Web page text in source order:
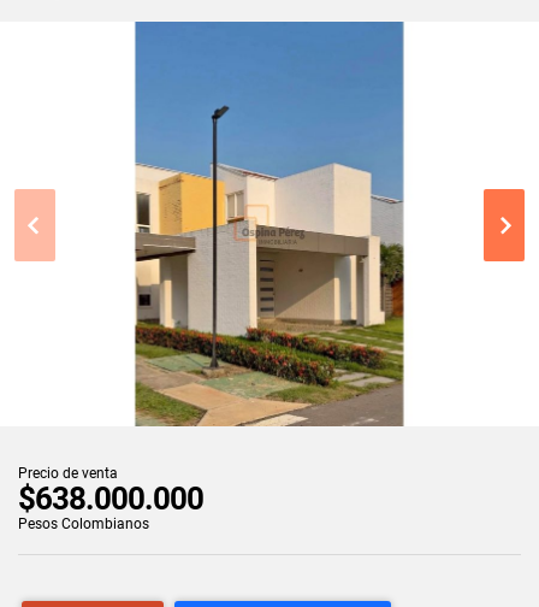
Precio de venta
$638.000.000
Pesos Colombianos